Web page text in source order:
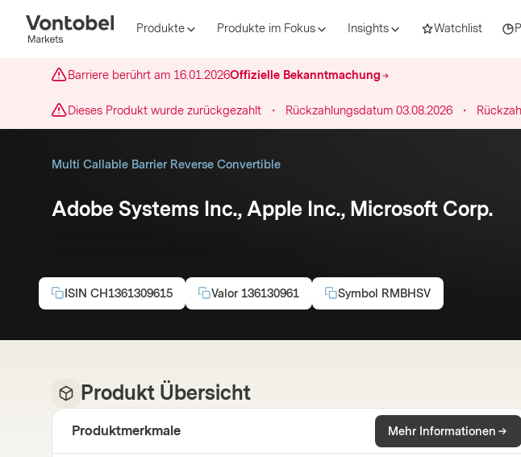
Produkte Produkte im Fokus Insights Watchlist
Barriere berührt am 16.01.2026Offizielle Bekanntmachung
Dieses Produkt wurde zurückgezahlt ・ Rückzahlungsdatum 03.08.2026 ・
Multi Callable Barrier Reverse Convertible
Adobe Systems Inc., Apple Inc., Microsoft Corp.
ISIN CH1361309615 Valor 136130961 Symbol RMBHSV
Produkt Übersicht
Produktmerkmale Mehr Informationen